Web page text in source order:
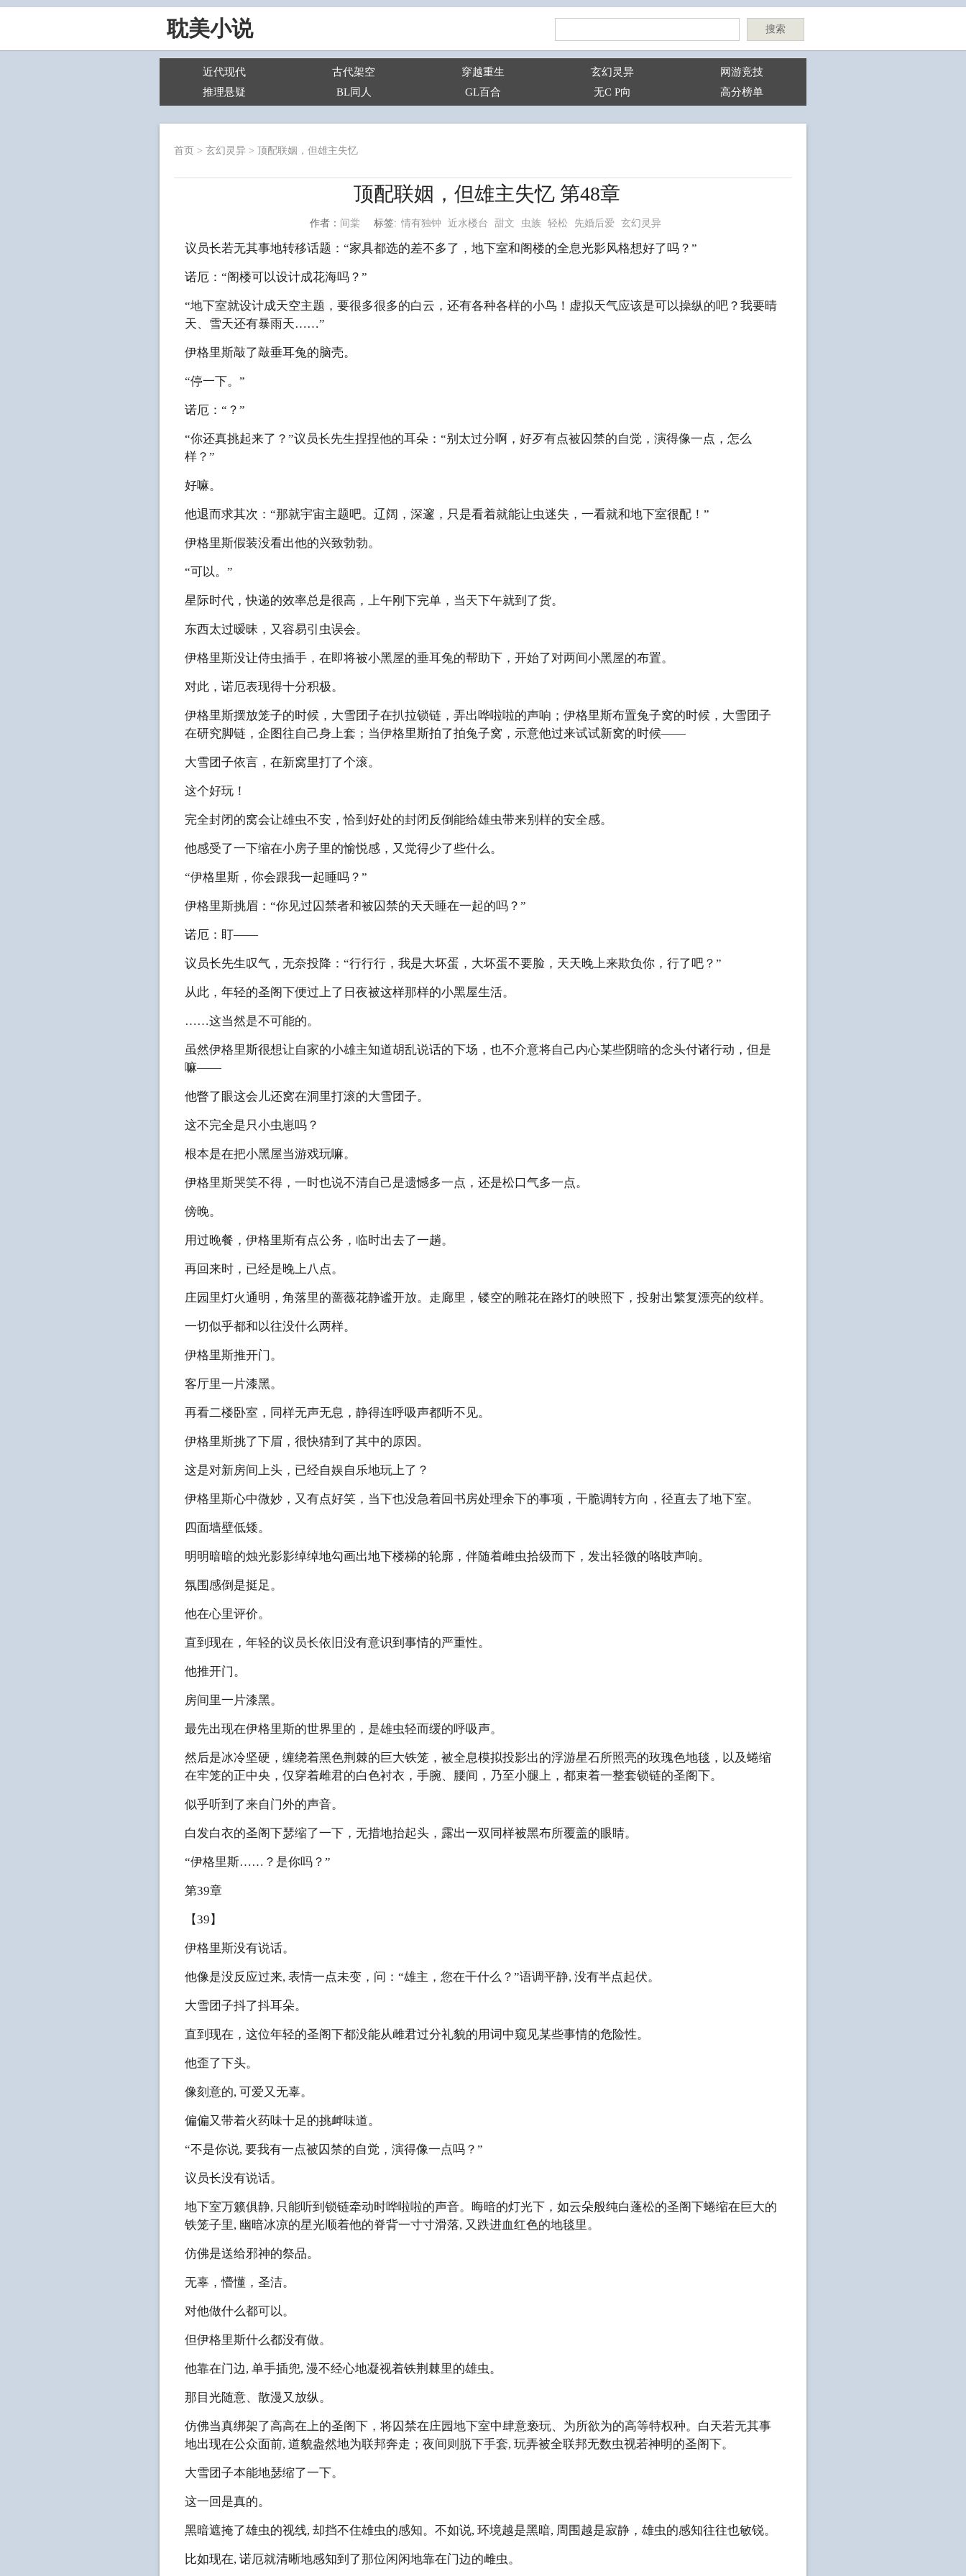
耽美小说 搜索
近代现代 古代架空 穿越重生 玄幻灵异
网游竞技
推理悬疑
BL同人 GL百合 无C P向 高分榜单
首页 > 玄幻灵异 > 顶配联姻，但雄主失忆
顶配联姻，但雄主失忆 第48章
作者： 间棠 标签: 情有独钟 近水楼台 甜文 虫族 轻松 先婚后爱 玄幻灵异
议员长若无其事地转移话题：“家具都选的差不多了，地下室和阁楼的全息光影风格想好了吗？”
诺厄：“阁楼可以设计成花海吗？”
“地下室就设计成天空主题，要很多很多的白云，还有各种各样的小鸟！虚拟天气应该是可以操纵的吧？我要晴
天、雪天还有暴雨天……”
伊格里斯敲了敲垂耳兔的脑壳。
“停一下。”
诺厄：“？”
“你还真挑起来了？”议员长先生捏捏他的耳朵：“别太过分啊，好歹有点被囚禁的自觉，演得像一点，怎么
样？”
好嘛。
他退而求其次：“那就宇宙主题吧。辽阔，深邃，只是看着就能让虫迷失，一看就和地下室很配！”
伊格里斯假装没看出他的兴致勃勃。
“可以。”
星际时代，快递的效率总是很高，上午刚下完单，当天下午就到了货。
东西太过暧昧，又容易引虫误会。
伊格里斯没让侍虫插手，在即将被小黑屋的垂耳兔的帮助下，开始了对两间小黑屋的布置。
对此，诺厄表现得十分积极。
伊格里斯摆放笼子的时候，大雪团子在扒拉锁链，弄出哗啦啦的声响；伊格里斯布置兔子窝的时候，大雪团子
在研究脚链，企图往自己身上套；当伊格里斯拍了拍兔子窝，示意他过来试试新窝的时候——
大雪团子依言，在新窝里打了个滚。
这个好玩！
完全封闭的窝会让雄虫不安，恰到好处的封闭反倒能给雄虫带来别样的安全感。
他感受了一下缩在小房子里的愉悦感，又觉得少了些什么。
“伊格里斯，你会跟我一起睡吗？”
伊格里斯挑眉：“你见过囚禁者和被囚禁的天天睡在一起的吗？”
诺厄：盯——
议员长先生叹气，无奈投降：“行行行，我是大坏蛋，大坏蛋不要脸，天天晚上来欺负你，行了吧？”
从此，年轻的圣阁下便过上了日夜被这样那样的小黑屋生活。
……这当然是不可能的。
虽然伊格里斯很想让自家的小雄主知道胡乱说话的下场，也不介意将自己内心某些阴暗的念头付诸行动，但是
嘛——
他瞥了眼这会儿还窝在洞里打滚的大雪团子。
这不完全是只小虫崽吗？
根本是在把小黑屋当游戏玩嘛。
伊格里斯哭笑不得，一时也说不清自己是遗憾多一点，还是松口气多一点。
傍晚。
用过晚餐，伊格里斯有点公务，临时出去了一趟。
再回来时，已经是晚上八点。
庄园里灯火通明，角落里的蔷薇花静谧开放。走廊里，镂空的雕花在路灯的映照下，投射出繁复漂亮的纹样。
一切似乎都和以往没什么两样。
伊格里斯推开门。
客厅里一片漆黑。
再看二楼卧室，同样无声无息，静得连呼吸声都听不见。
伊格里斯挑了下眉，很快猜到了其中的原因。
这是对新房间上头，已经自娱自乐地玩上了？
伊格里斯心中微妙，又有点好笑，当下也没急着回书房处理余下的事项，干脆调转方向，径直去了地下室。
四面墙壁低矮。
明明暗暗的烛光影影绰绰地勾画出地下楼梯的轮廓，伴随着雌虫拾级而下，发出轻微的咯吱声响。
氛围感倒是挺足。
他在心里评价。
直到现在，年轻的议员长依旧没有意识到事情的严重性。
他推开门。
房间里一片漆黑。
最先出现在伊格里斯的世界里的，是雄虫轻而缓的呼吸声。
然后是冰冷坚硬，缠绕着黑色荆棘的巨大铁笼，被全息模拟投影出的浮游星石所照亮的玫瑰色地毯，以及蜷缩
在牢笼的正中央，仅穿着雌君的白色衬衣，手腕、腰间，乃至小腿上，都束着一整套锁链的圣阁下。
似乎听到了来自门外的声音。
白发白衣的圣阁下瑟缩了一下，无措地抬起头，露出一双同样被黑布所覆盖的眼睛。
“伊格里斯……？是你吗？”
第39章
【39】
伊格里斯没有说话。
他像是没反应过来, 表情一点未变，问：“雄主，您在干什么？”语调平静, 没有半点起伏。
大雪团子抖了抖耳朵。
直到现在，这位年轻的圣阁下都没能从雌君过分礼貌的用词中窥见某些事情的危险性。
他歪了下头。
像刻意的, 可爱又无辜。
偏偏又带着火药味十足的挑衅味道。
“不是你说, 要我有一点被囚禁的自觉，演得像一点吗？”
议员长没有说话。
地下室万籁俱静, 只能听到锁链牵动时哗啦啦的声音。晦暗的灯光下，如云朵般纯白蓬松的圣阁下蜷缩在巨大的
铁笼子里, 幽暗冰凉的星光顺着他的脊背一寸寸滑落, 又跌进血红色的地毯里。
仿佛是送给邪神的祭品。
无辜，懵懂，圣洁。
对他做什么都可以。
但伊格里斯什么都没有做。
他靠在门边, 单手插兜, 漫不经心地凝视着铁荆棘里的雄虫。
那目光随意、散漫又放纵。
仿佛当真绑架了高高在上的圣阁下，将囚禁在庄园地下室中肆意亵玩、为所欲为的高等特权种。白天若无其事
地出现在公众面前, 道貌盎然地为联邦奔走；夜间则脱下手套, 玩弄被全联邦无数虫视若神明的圣阁下。
大雪团子本能地瑟缩了一下。
这一回是真的。
黑暗遮掩了雄虫的视线, 却挡不住雄虫的感知。不如说, 环境越是黑暗, 周围越是寂静，雄虫的感知往往也敏锐。
比如现在, 诺厄就清晰地感知到了那位闲闲地靠在门边的雌虫。